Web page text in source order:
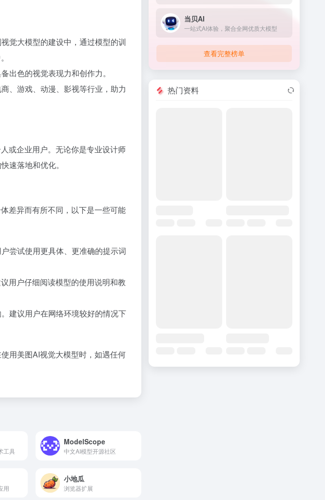
觉大模型的建设中，通过模型的训
出色的视觉表现力和创作力。
、游戏、动漫、影视等行业，助力
或企业用户。无论你是专业设计师
速落地和优化。
差异而有所不同，以下是一些可能
尝试使用更具体、更准确的提示词
用户仔细阅读模型的使用说明和教
建议用户在网络环境较好的情况下
用美图AI视觉大模型时，如遇任何
工具
ModelScope
中文AI模型开源社区
用
小地瓜
浏览器扩展
当贝AI
一站式AI体验，聚合全网优质大模型
查看完整榜单
热门资料